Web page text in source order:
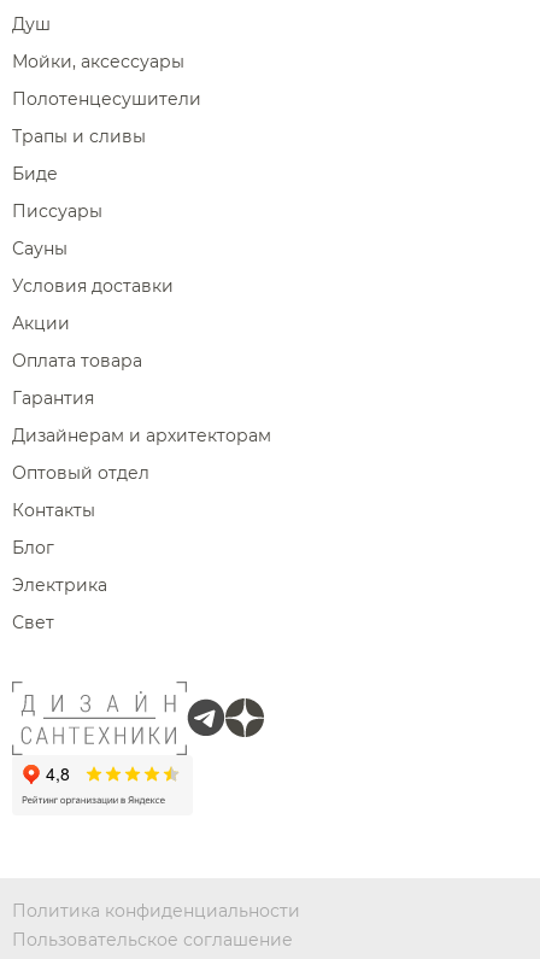
Душ
Мойки, аксессуары
Полотенцесушители
Трапы и сливы
Биде
Писсуары
Сауны
Условия доставки
Акции
Оплата товара
Гарантия
Дизайнерам и архитекторам
Оптовый отдел
Контакты
Блог
Электрика
Свет
Политика конфиденциальности
Пользовательское соглашение